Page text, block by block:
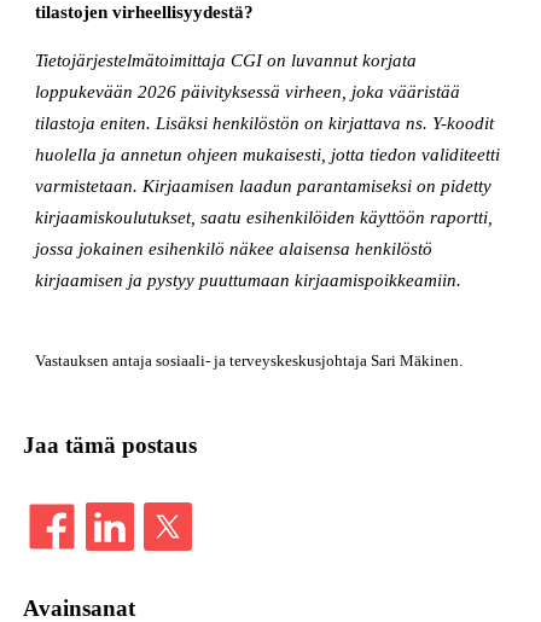
tilastojen virheellisyydestä?
Tietojärjestelmätoimittaja CGI on luvannut korjata
loppukevään 2026 päivityksessä virheen, joka vääristää
tilastoja eniten. Lisäksi henkilöstön on kirjattava ns. Y-koodit
huolella ja annetun ohjeen mukaisesti, jotta tiedon validiteetti
varmistetaan. Kirjaamisen laadun parantamiseksi on pidetty
kirjaamiskoulutukset, saatu esihenkilöiden käyttöön raportti,
jossa jokainen esihenkilö näkee alaisensa henkilöstö
kirjaamisen ja pystyy puuttumaan kirjaamispoikkeamiin.
Vastauksen antaja sosiaali- ja terveyskeskusjohtaja Sari Mäkinen.
Jaa tämä postaus
Avainsanat